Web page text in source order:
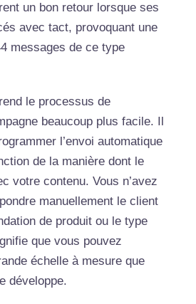
un bon retour lorsque ses
avec tact, provoquant une
messages de ce type
le processus de
beaucoup plus facile. Il
l’envoi automatique
de la manière dont le
votre contenu. Vous n’avez
manuellement le client
de produit ou le type
que vous pouvez
échelle à mesure que
développe.